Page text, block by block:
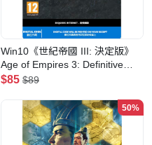
Win10《世紀帝國 III: 決定版》
Age of Empires 3: Definitive
Edition
$85 $89
50%